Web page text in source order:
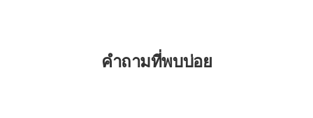
คำถามที่พบบ่อย